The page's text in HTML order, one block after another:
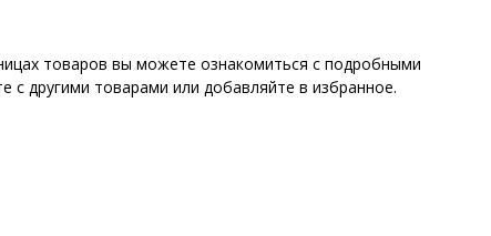
товаров вы можете ознакомиться с подробными
с другими товарами или добавляйте в избранное.